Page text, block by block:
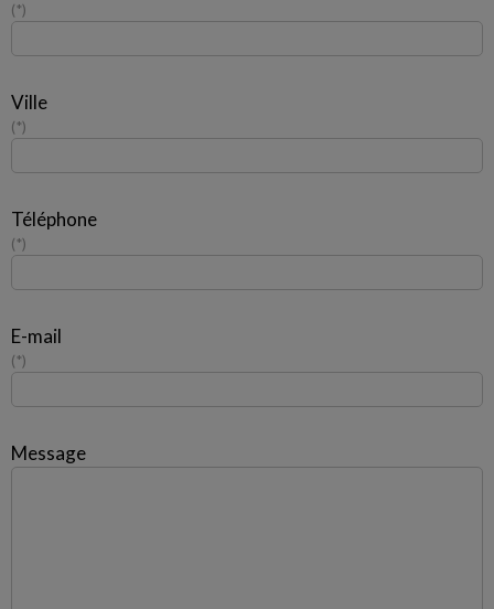
*
Ville
*
Téléphone
*
E-mail
*
Message